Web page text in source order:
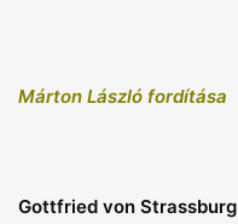
Márton László fordítása
Gottfried von Strassburg